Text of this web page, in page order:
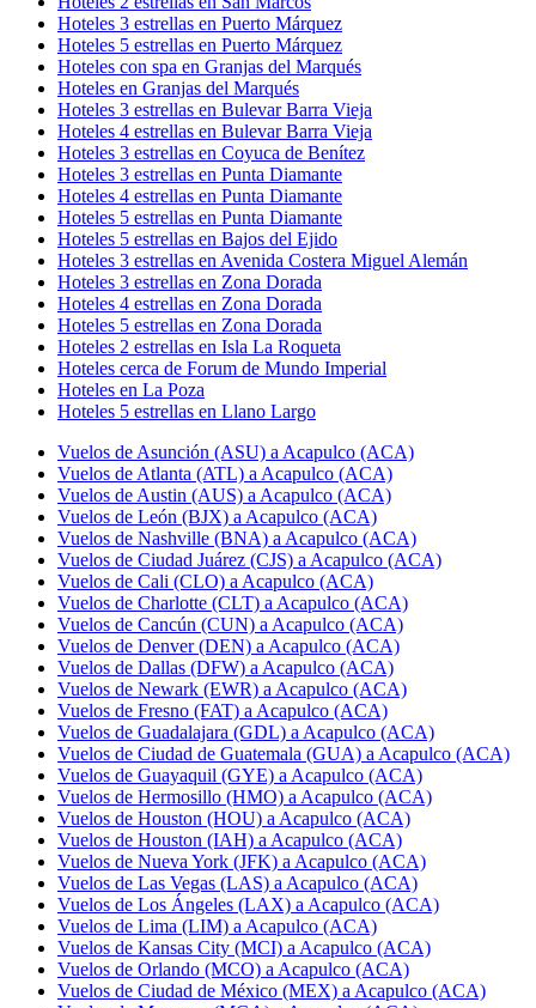
Hoteles 3 estrellas en Puerto Márquez
Hoteles 5 estrellas en Puerto Márquez
Hoteles con spa en Granjas del Marqués
Hoteles en Granjas del Marqués
Hoteles 3 estrellas en Bulevar Barra Vieja
Hoteles 4 estrellas en Bulevar Barra Vieja
Hoteles 3 estrellas en Coyuca de Benítez
Hoteles 3 estrellas en Punta Diamante
Hoteles 4 estrellas en Punta Diamante
Hoteles 5 estrellas en Punta Diamante
Hoteles 5 estrellas en Bajos del Ejido
Hoteles 3 estrellas en Avenida Costera Miguel Alemán
Hoteles 3 estrellas en Zona Dorada
Hoteles 4 estrellas en Zona Dorada
Hoteles 5 estrellas en Zona Dorada
Hoteles 2 estrellas en Isla La Roqueta
Hoteles cerca de Forum de Mundo Imperial
Hoteles en La Poza
Hoteles 5 estrellas en Llano Largo
Vuelos de Asunción (ASU) a Acapulco (ACA)
Vuelos de Atlanta (ATL) a Acapulco (ACA)
Vuelos de Austin (AUS) a Acapulco (ACA)
Vuelos de León (BJX) a Acapulco (ACA)
Vuelos de Nashville (BNA) a Acapulco (ACA)
Vuelos de Ciudad Juárez (CJS) a Acapulco (ACA)
Vuelos de Cali (CLO) a Acapulco (ACA)
Vuelos de Charlotte (CLT) a Acapulco (ACA)
Vuelos de Cancún (CUN) a Acapulco (ACA)
Vuelos de Denver (DEN) a Acapulco (ACA)
Vuelos de Dallas (DFW) a Acapulco (ACA)
Vuelos de Newark (EWR) a Acapulco (ACA)
Vuelos de Fresno (FAT) a Acapulco (ACA)
Vuelos de Guadalajara (GDL) a Acapulco (ACA)
Vuelos de Ciudad de Guatemala (GUA) a Acapulco (ACA)
Vuelos de Guayaquil (GYE) a Acapulco (ACA)
Vuelos de Hermosillo (HMO) a Acapulco (ACA)
Vuelos de Houston (HOU) a Acapulco (ACA)
Vuelos de Houston (IAH) a Acapulco (ACA)
Vuelos de Nueva York (JFK) a Acapulco (ACA)
Vuelos de Las Vegas (LAS) a Acapulco (ACA)
Vuelos de Los Ángeles (LAX) a Acapulco (ACA)
Vuelos de Lima (LIM) a Acapulco (ACA)
Vuelos de Kansas City (MCI) a Acapulco (ACA)
Vuelos de Orlando (MCO) a Acapulco (ACA)
Vuelos de Ciudad de México (MEX) a Acapulco (ACA)